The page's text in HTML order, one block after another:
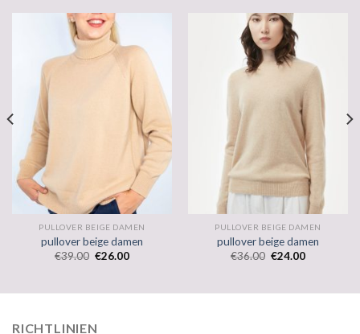
PULLOVER BEIGE DAMEN
pullover beige damen
€39.00 €26.00
PULLOVER BEIGE DAMEN
pullover beige damen
€36.00 €24.00
RICHTLINIEN